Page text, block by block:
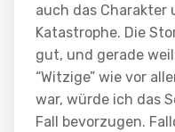
auch das Charakter
Katastrophe. Die
gut, und gerade
“Witzige” wie vor
war, würde ich das
Fall bevorzugen.